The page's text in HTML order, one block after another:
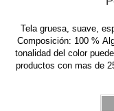
Tela gruesa, suave,
Composición: 100 %
tonalidad del color
productos con mas de